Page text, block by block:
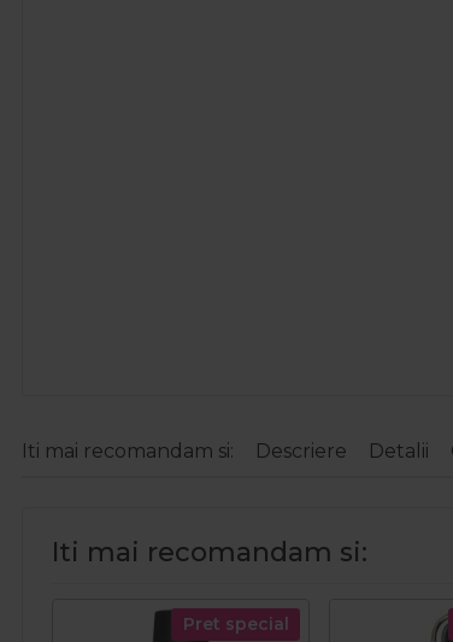
Iti mai recomandam si: Descriere Detalii
Iti mai recomandam si:
Pret special